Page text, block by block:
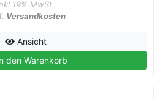
19% MwSt.
Versandkosten
Ansicht
den Warenkorb